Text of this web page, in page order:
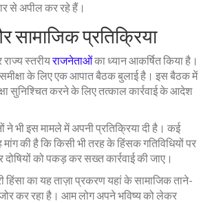
से अपील कर रहे हैं।
सामाजिक प्रतिक्रिया
राज्य स्तरीयराजनेताओं का ध्यान आकर्षित किया है।
के लिए एक आपात बैठक बुलाई है। इस बैठक में
सुनिश्चित करने के लिए तत्काल कार्रवाई के आदेश
ने भी इस मामले में अपनी प्रतिक्रिया दी है। कई
की है कि किसी भी तरह के हिंसक गतिविधियों पर
को पकड़ कर सख्त कार्रवाई की जाए।
हिंसा का यह ताज़ा प्रकरण यहां के सामाजिक ताने-
कर रहा है। आम लोग अपने भविष्य को लेकर